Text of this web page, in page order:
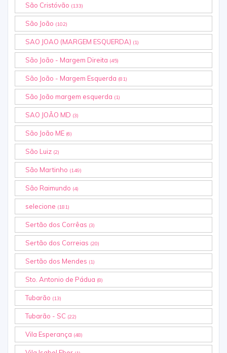
São Cristóvão (133)
São João (102)
SAO JOAO (MARGEM ESQUERDA) (1)
São João - Margem Direita (45)
São João - Margem Esquerda (81)
São João margem esquerda (1)
SAO JOÃO MD (3)
São João ME (6)
São Luiz (2)
São Martinho (149)
São Raimundo (4)
selecione (181)
Sertão dos Corrêas (3)
Sertão dos Correias (20)
Sertão dos Mendes (1)
Sto. Antonio de Pádua (8)
Tubarão (13)
Tubarão - SC (22)
Vila Esperança (48)